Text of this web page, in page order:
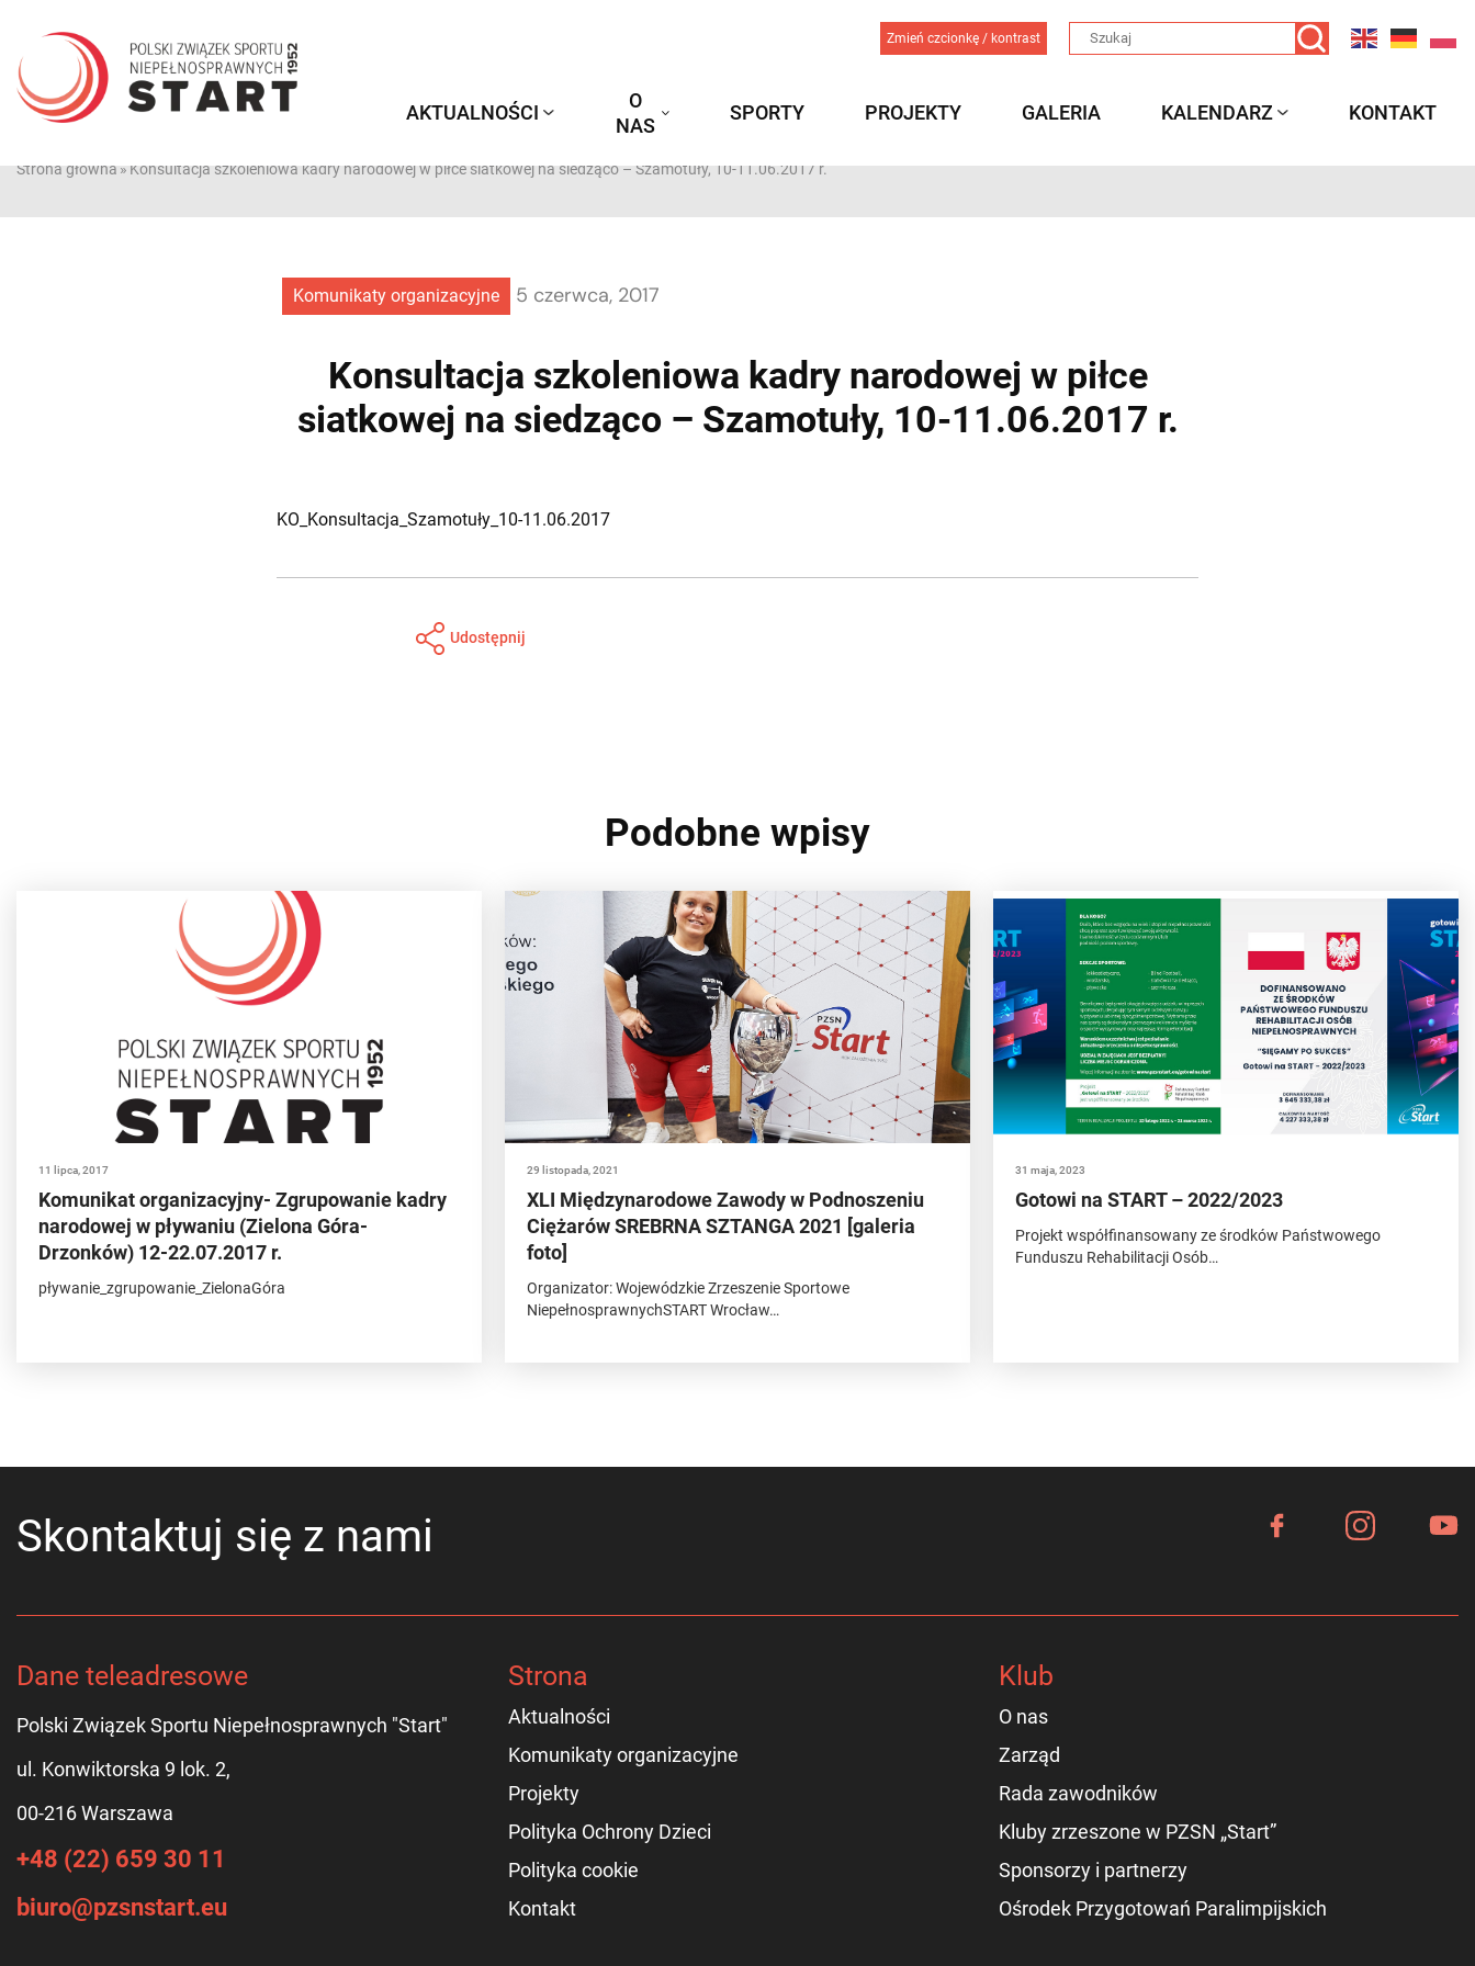
treści
Zmień czcionkę / kontrast
AKTUALNOŚCI
O
NAS
SPORTY PROJEKTY GALERIA KALENDARZ KONTAKT
Strona główna»Konsultacja szkoleniowa kadry narodowej w piłce siatkowej na siedząco – Szamotuły, 10-11.06.2017 r.
Komunikaty organizacyjne 5 czerwca, 2017
Konsultacja szkoleniowa kadry narodowej w piłce
siatkowej na siedząco – Szamotuły, 10-11.06.2017 r.
KO_Konsultacja_Szamotuły_10-11.06.2017
Udostępnij
Podobne wpisy
11 lipca, 2017
Komunikat organizacyjny- Zgrupowanie kadry
narodowej w pływaniu (Zielona Góra-
Drzonków) 12-22.07.2017 r.
pływanie_zgrupowanie_ZielonaGóra
29 listopada, 2021
XLI Międzynarodowe Zawody w Podnoszeniu
Ciężarów SREBRNA SZTANGA 2021 [galeria
foto]
Organizator: Wojewódzkie Zrzeszenie Sportowe
NiepełnosprawnychSTART Wrocław…
31 maja, 2023
Gotowi na START – 2022/2023
Projekt współfinansowany ze środków Państwowego
Funduszu Rehabilitacji Osób…
Skontaktuj się z nami
Dane teleadresowe
Polski Związek Sportu Niepełnosprawnych "Start"
ul. Konwiktorska 9 lok. 2,
00-216 Warszawa
+48 (22) 659 30 11
biuro@pzsnstart.eu
Strona
Aktualności
Komunikaty organizacyjne
Projekty
Polityka Ochrony Dzieci
Polityka cookie
Kontakt
Klub
O nas
Zarząd
Rada zawodników
Kluby zrzeszone w PZSN „Start”
Sponsorzy i partnerzy
Ośrodek Przygotowań Paralimpijskich